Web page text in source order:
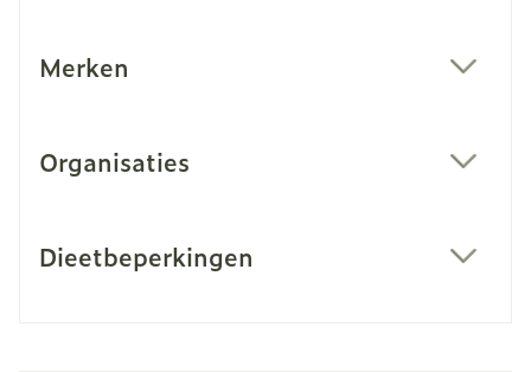
Merken
Organisaties
Dieetbeperkingen